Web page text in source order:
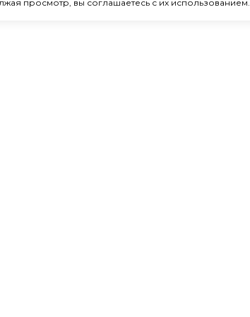
просмотр, вы соглашаетесь с их использованием.